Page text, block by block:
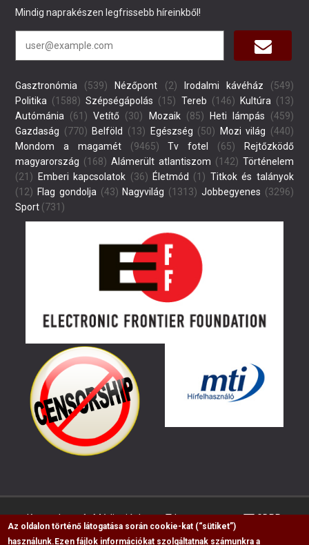
Mindig naprakészen legfrissebb híreinkből!
Gasztronómia (539) Nézőpont (2) Irodalmi kávéház (549)
Politika (1588) Szépségápolás (15) Tereb (146) Kultúra(13)
Autómánia (61) Vetítő (30) Mozaik(85) Heti lámpás (459)
Gazdaság (770) Belföld (13) Egészség (50) Mozi világ (440)
Mondom a magamét(9465) Tv fotel (65)
Rejtőzködő
magyarország (168) Alámerült atlantiszom (142) Történelem
(21)
Emberi kapcsolatok (36) Életmód (1) Titkok és talányok
(12) Flag gondolja(43) Nagyvilág (1313) Jobbegyenes (3296)
Sport (731)
Kapcsolat Médiaajánlat Impresszum GDPR
Az oldalon történő látogatása során cookie-kat (“sütiket”)
használunk. Ezen fájlok információkat szolgáltatnak számunkra a